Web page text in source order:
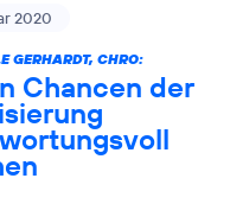
2020
GERHARDT, CHRO:
Chancen der